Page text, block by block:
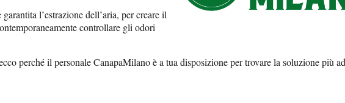
l’estrazione dell’aria, per creare il
controllare gli odori
perché il personale CanapaMilano è a tua disposizione per trovare la soluzione più